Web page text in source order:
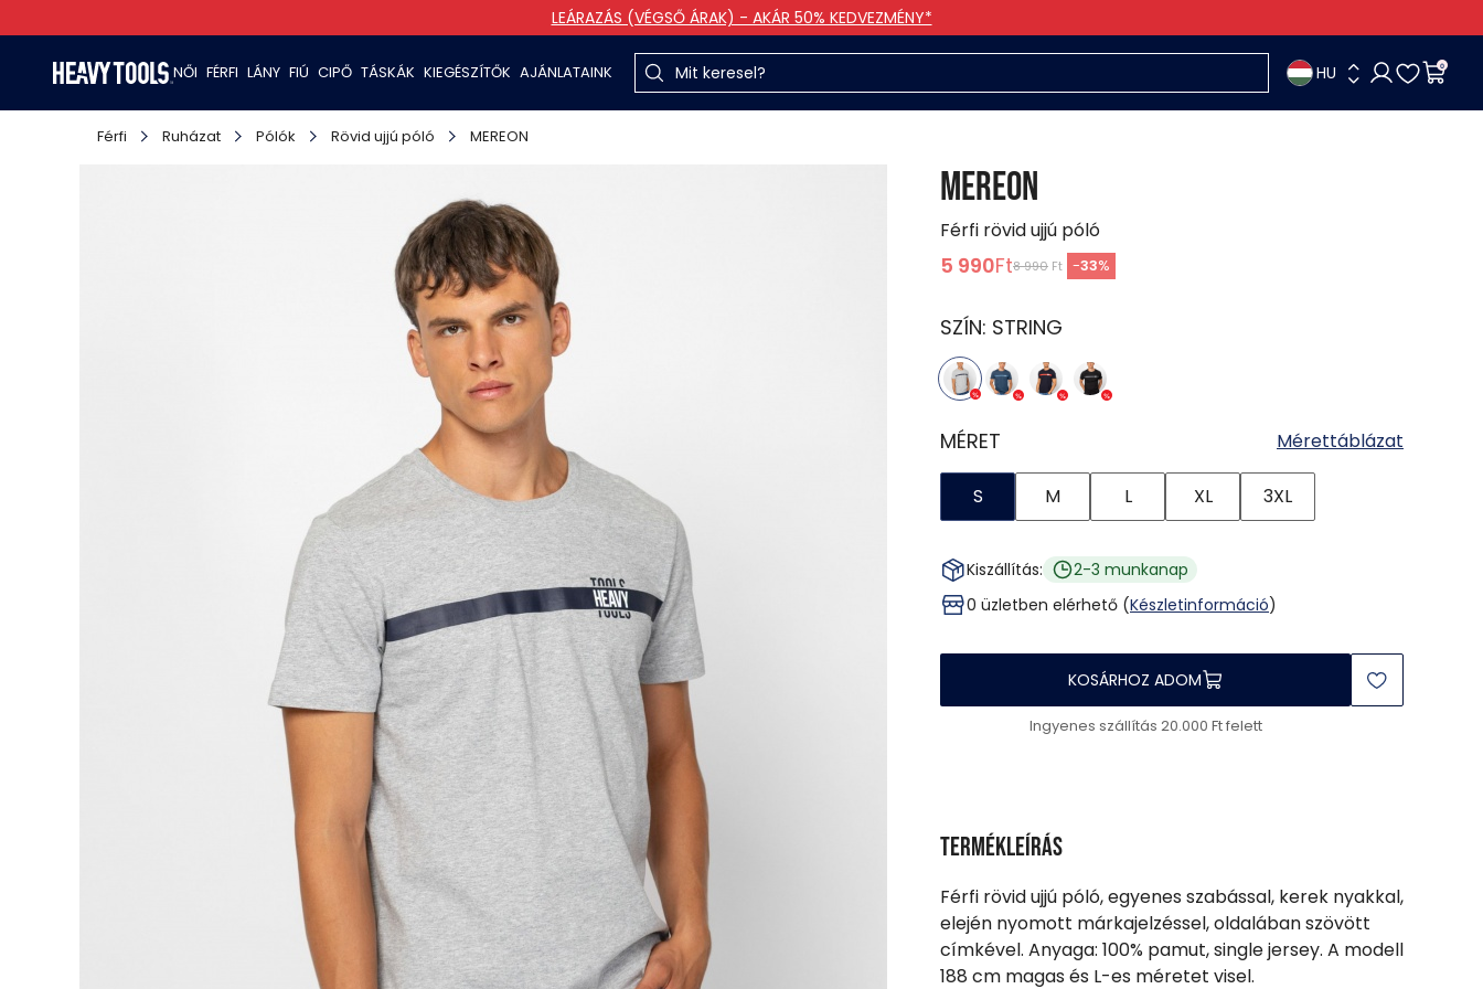
LEÁRAZÁS (VÉGSŐ ÁRAK) - AKÁR 50% KEDVEZMÉNY*
NŐI FÉRFI LÁNY FIÚ CIPŐ TÁSKÁK KIEGÉSZÍTŐK AJÁNLATAINK HU 0
Férfi Ruházat Pólók Rövid ujjú póló MEREON
MEREON
Férfi rövid ujjú póló
5 990Ft8 990 Ft -33%
SZÍN: STRING
MÉRET Mérettáblázat
S M L XL 3XL
Kiszállítás:
2-3 munkanap
0 üzletben elérhető (Készletinformáció)
KOSÁRHOZ ADOM
Ingyenes szállítás 20.000 Ft felett
Termékleírás
Férfi rövid ujjú póló, egyenes szabással, kerek nyakkal,
elején nyomott márkajelzéssel, oldalában szövött
címkével. Anyaga: 100% pamut, single jersey. A modell
188 cm magas és L-es méretet visel.